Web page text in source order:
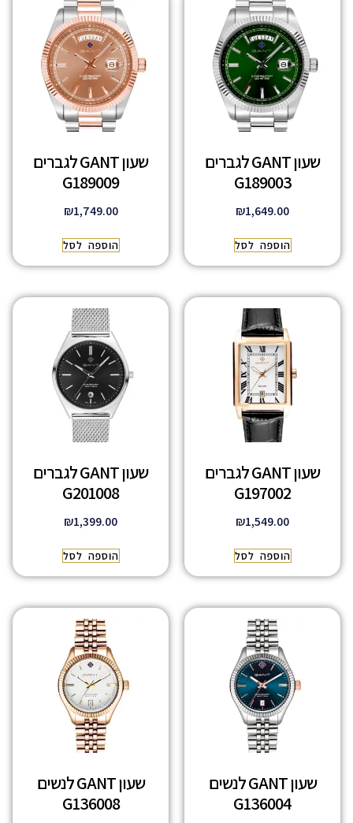
שעון GANT לגברים
G189003
₪1,649.00
הוספה לסל
שעון GANT לגברים
G189009
₪1,749.00
הוספה לסל
שעון GANT לגברים
G197002
₪1,549.00
הוספה לסל
שעון GANT לגברים
G201008
₪1,399.00
הוספה לסל
שעון GANT לנשים
G136004
שעון GANT לנשים
G136008